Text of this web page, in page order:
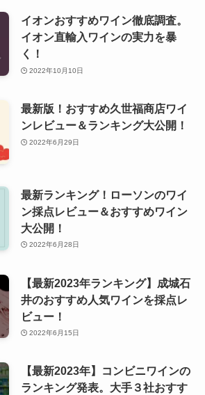
イオンおすすめワイン徹底調査。
イオン直輸入ワインの実力を暴
く！
2022年10月10日
最新版！おすすめ久世福商店ワイ
ンレビュー＆ランキング大公開！
2022年6月29日
最新ランキング！ローソンのワイ
ン採点レビュー＆おすすめワイン
大公開！
2022年6月28日
【最新2023年ランキング】成城石
井のおすすめ人気ワインを採点レ
ビュー！
2022年6月15日
【最新2023年】コンビニワインの
ランキング発表。大手３社おすす